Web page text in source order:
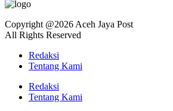
Copyright @2026 Aceh Jaya Post
All Rights Reserved
Redaksi
Tentang Kami
Redaksi
Tentang Kami